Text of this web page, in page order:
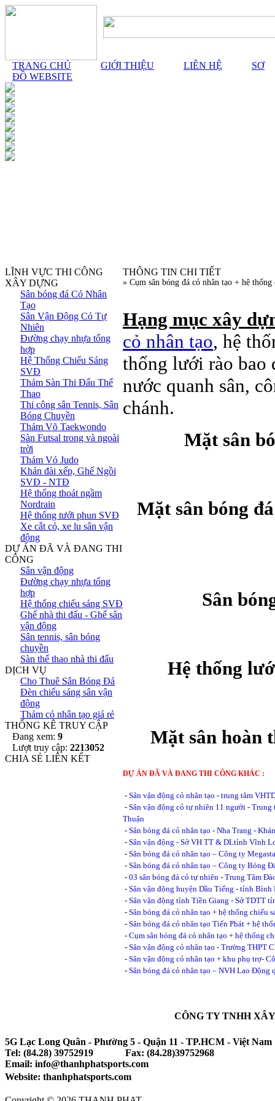
TRANG CHỦ GIỚI THIỆU LIÊN HỆ
SƠ
ĐỒ WEBSITE
LĨNH VỰC THI CÔNG
XÂY DỰNG
Sân bóng đá Cỏ Nhân
Tạo
Sân Vận Động Cỏ Tự
Nhiên
Đường chạy nhựa tổng
hợp
Hệ Thống Chiếu Sáng
SVĐ
Thảm Sàn Thi Đấu Thể
Thao
Thi công sân Tennis, Sân
Bóng Chuyền
Thảm Võ Taekwondo
Sàn Futsal trong và ngoài
trời
Thảm Vỏ Judo
Khán đài xếp, Ghế Ngồi
SVĐ - NTĐ
Hệ thống thoát ngầm
Nordrain
Hệ thống tưới phun SVĐ
Xe cắt cỏ, xe lu sân vận
động
DỰ ÁN ĐÃ VÀ ĐANG THI
CÔNG
Sân vận động
Đường chạy nhựa tổng
hợp
Hệ thống chiếu sáng SVĐ
Ghế nhà thi đấu - Ghế sân
vận động
Sân tennis, sân bóng
chuyền
Sàn thể thao nhà thi đấu
DỊCH VỤ
Cho Thuê Sân Bóng Đá
Đèn chiếu sáng sân vận
động
Thảm cỏ nhân tạo giá rẻ
THỐNG KÊ TRUY CẬP
Đang xem: 9
Lượt truy cập: 2213052
CHIA SẺ LIÊN KẾT
THÔNG TIN CHI TIẾT
» Cụm sân bóng đá cỏ nhân tạo + hệ
Hạng mục xây
cỏ nhân tạo, hệ
thống lưới rào bao
nước quanh sân,
chánh.
Mặt sân
Mặt sân bóng
Sân
Hệ thống
Mặt sân hoàn
DỰ ÁN ĐÃ VÀ ĐANG THI CÔNG KHÁC :
- Sân vận động cỏ nhân tạo - trung tâm
- Sân vận động cỏ tự nhiên 11 người -
Thuận
- Sân bóng đá cỏ nhân tạo - Nha Trang -
- Sân vận động - Sở VH TT & DLtỉnh Vĩnh
- Sân bóng đá cỏ nhân tạo – Công ty
- Sân bóng đá cỏ nhân tạo – Công ty Bóng
- 03 sân bóng đá cỏ tự nhiên - Trung Tâm
- Sân vận động huyện Dầu Tiếng - tỉnh Bình
- Sân vận động tỉnh Tiền Giang - Sở TDTT
- Sân bóng đá cỏ nhân tạo + hệ thống chiếu
- Sân bóng đá cỏ nhân tạo Tiến Phát + hệ
- Cụm sân bóng đá cỏ nhân tạo + hệ thống
- Sân vận động cỏ nhân tạo - Trường
- Sân vận động cỏ nhân tạo + khu phụ trợ-
- Sân bóng đá cỏ nhân tạo – NVH Lao Động
CÔNG TY TNHH
5G Lạc Long Quân - Phường 5 - Quận 11 - TP.HCM - Việt Nam
Tel: (84.28) 39752919 Fax: (84.28)39752968
Email: info@thanhphatsports.com
Website: thanhphatsports.com